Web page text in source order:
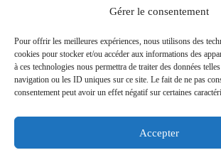
Gérer le consentement
Pour offrir les meilleures expériences, nous utilisons des
cookies pour stocker et/ou accéder aux informations des
à ces technologies nous permettra de traiter des données
navigation ou les ID uniques sur ce site. Le fait de ne pas
consentement peut avoir un effet négatif sur certaines
Accepter
»
Politique de confidentialité